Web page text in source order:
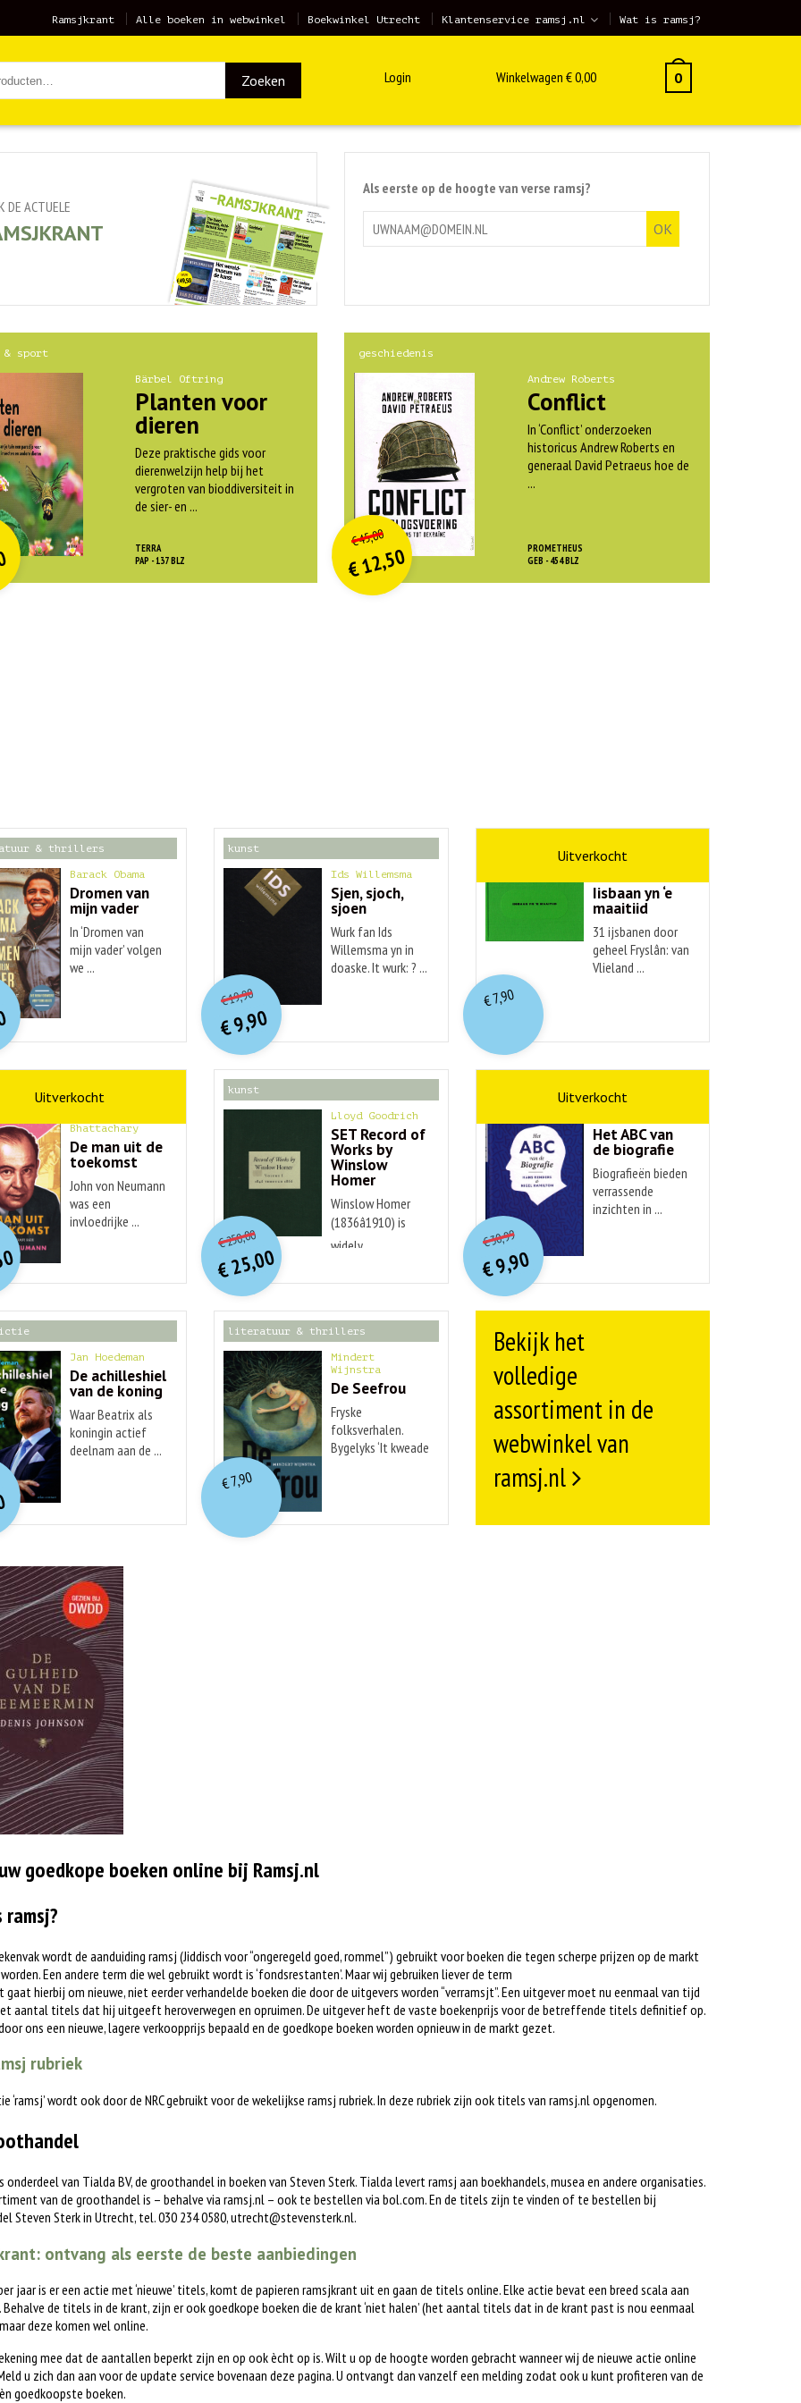
Ramsjkrant Alle boeken in webwinkel Boekwinkel Utrecht Klantenservice ramsj.nl Wat is ramsj?
Zoeken Login Winkelwagen €0,00 0
DE ACTUELE
Als eerste op de hoogte van verse ramsj?
& sport
Bärbel Oftring
Planten voor
dieren
Deze praktische gids voor
dierenwelzijn help bij het
vergroten van bioddiversiteit in
de sier- en ...
TERRA
PAP - 137 BLZ
€ 21,99.
€ 9,90.
geschiedenis
Andrew Roberts
Conflict
In ‘Conflict’ onderzoeken
historicus Andrew Roberts en
generaal David Petraeus hoe de
...
PROMETHEUS
GEB - 454 BLZ
€45,00O
orspr
onkelijke
prijs
was:
€ 45,00.
€12,50
Huidige
prijs
is:€ 12,50.
& thrillers
Barack Obama
Dromen van
mijn vader
In ‘Dromen van
mijn vader’ volgen
we ...
€ 20,00.
€ 9,90.
kunst
Ids Willemsma
Sjen, sjoch,
sjoen
Wurk fan Ids
Willemsma yn in
doaske. It wurk: ? ...
€19,90O
orspr
onkelijke
prijs
was:
€ 19,90.
€9,90
Huidige
prijs
is:
€ 9,90.
Iisbaan yn ‘e
maaitiid
31 ijsbanen door
geheel Fryslân: van
Vlieland ...
€7,90
Bhattachary
De man uit de
toekomst
John von Neumann
was een
invloedrijke ...
€ 29,99.
€ 12,50.
kunst
Lloyd Goodrich
SET Record of
Works by
Winslow
Homer
Winslow Homer
(1836â1910) is
widely ...
€250,00O
orspr
onkelijke
prijs
was:
€ 250,00.
€25,00
Huidige
prijs
is:
€ 25,00.
Het ABC van
de biografie
Biografieën bieden
verrassende
inzichten in ...
€30,99O
orspr
onkelijke
prijs
was:
€ 30,99.
€9,90
Huidige
prijs
is:
€ 9,90.
Jan Hoedeman
De achilleshiel
van de koning
Waar Beatrix als
koningin actief
deelnam aan de ...
€ 19,99.
€ 7,90.
literatuur & thrillers
Mindert
Wijnstra
De Seefrou
Fryske
folksverhalen.
Bygelyks ‘It kweade
€7,90
Bekijk het
volledige
assortiment in de
webwinkel van
ramsj.nl
goedkope boeken online bij Ramsj.nl
wordt de aanduiding ramsj (Jiddisch voor “ongeregeld goed, rommel”) gebruikt voor boeken die tegen scherpe prijzen op de markt
Een andere term die wel gebruikt wordt is ‘fondsrestanten’. Maar wij gebruiken liever de term
gaat hierbij om nieuwe, niet eerder verhandelde boeken die door de uitgevers worden “verramsjt”. Een uitgever moet nu eenmaal van tijd
aantal titels dat hij uitgeeft heroverwegen en opruimen. De uitgever heft de vaste boekenprijs voor de betreffende titels definitief op.
ons een nieuwe, lagere verkoopprijs bepaald en de goedkope boeken worden opnieuw in de markt gezet.
rubriek
‘ramsj’ wordt ook door de NRC gebruikt voor de wekelijkse ramsj rubriek. In deze rubriek zijn ook titels van ramsj.nl opgenomen.
onderdeel van Tialda BV, de groothandel in boeken van Steven Sterk. Tialda levert ramsj aan boekhandels, musea en andere organisaties.
van de groothandel is – behalve via ramsj.nl – ook te bestellen via bol.com. En de titels zijn te vinden of te bestellen bij
Steven Sterk in Utrecht, tel. 030 234 0580,utrecht@stevensterk.nl.
ontvang als eerste de beste aanbiedingen
jaar is er een actie met ‘nieuwe’ titels, komt de papieren ramsjkrant uit en gaan de titels online. Elke actie bevat een breed scala aan
Behalve de titels in de krant, zijn er ook goedkope boeken die de krant ‘niet halen’ (het aantal titels dat in de krant past is nou eenmaal
deze komen wel online.
mee dat de aantallen beperkt zijn en op ook ècht op is. Wilt u op de hoogte worden gebracht wanneer wij de nieuwe actie online
u zich dan aan voor de update service bovenaan deze pagina. U ontvangt dan vanzelf een melding zodat ook u kunt profiteren van de
goedkoopste boeken.